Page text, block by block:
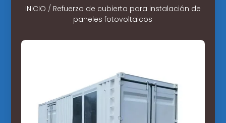
INICIO / Refuerzo de cubierta para instalación de
paneles fotovoltaicos